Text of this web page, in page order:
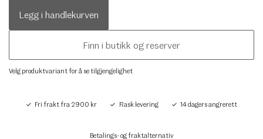
Legg i handlekurven
Finn i butikk og reserver
Velg produktvariant for å se tilgjengelighet
Fri frakt fra 2900 kr Rask levering 14 dagers angrerett
Betalings- og fraktalternativ